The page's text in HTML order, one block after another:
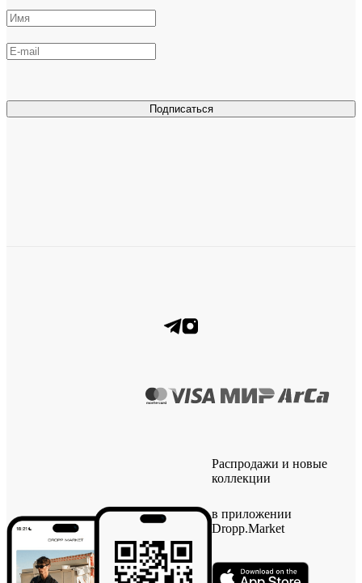
Подписаться
Распродажи и новые
коллекции
в приложении
Dropp.Market